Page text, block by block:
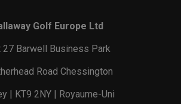
Golf Europe Ltd
27 Barwell Business Park
Road Chessington
| KT9 2NY | Royaume-Uni